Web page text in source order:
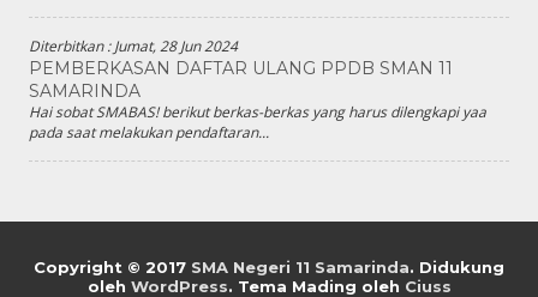
Diterbitkan :Jumat, 28 Jun 2024
PEMBERKASAN DAFTAR ULANG PPDB SMAN 11
SAMARINDA
Hai sobat SMABAS! berikut berkas-berkas yang harus dilengkapi yaa
pada saat melakukan pendaftaran...
Copyright © 2017 SMA Negeri 11 Samarinda. Didukung
oleh WordPress. Tema Mading oleh Ciuss